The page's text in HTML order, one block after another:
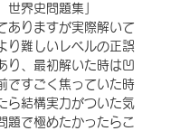
世界史問題集」
ありますが実際解いて
り難しいレベルの正誤
り、最初解いた時は凹
ですごく焦っていた時
ら結構実力がついた気
題で極めたかったらこ